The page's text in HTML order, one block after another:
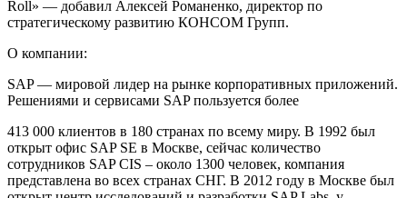
Roll» — добавил Алексей Романенко, директор по
стратегическому развитию КОНСОМ Групп.
О компании:
SAP — мировой лидер на рынке корпоративных приложений.
Решениями и сервисами SAP пользуется более
413 000 клиентов в 180 странах по всему миру. В 1992 был
открыт офис SAP SE в Москве, сейчас количество
сотрудников SAP CIS – около 1300 человек, компания
представлена во всех странах СНГ. В 2012 году в Москве был